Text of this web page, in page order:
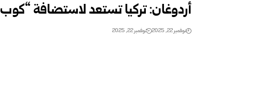
أردوغان: تركيا تستعد لاستضافة “كوب 31”
نوفمبر 22, 2025 نوفمبر 22, 2025